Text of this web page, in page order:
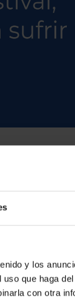
y los
que haga
con otra